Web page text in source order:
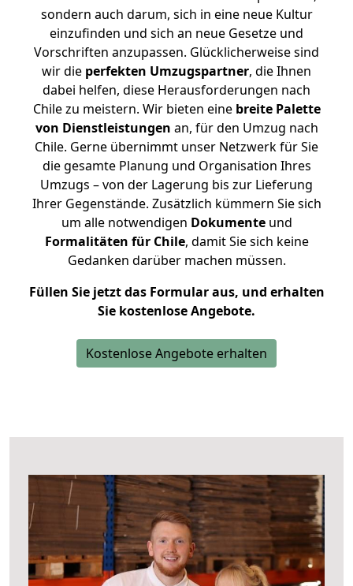
sondern auch darum, sich in eine neue Kultur
einzufinden und sich an neue Gesetze und
Vorschriften anzupassen. Glücklicherweise sind
wir die perfekten Umzugspartner, die Ihnen
dabei helfen, diese Herausforderungen nach
Chile zu meistern. Wir bieten eine breite Palette
von Dienstleistungen an, für den Umzug nach
Chile. Gerne übernimmt unser Netzwerk für Sie
die gesamte Planung und Organisation Ihres
Umzugs – von der Lagerung bis zur Lieferung
Ihrer Gegenstände. Zusätzlich kümmern Sie sich
um alle notwendigen Dokumenteund
Formalitäten für Chile, damit Sie sich keine
Gedanken darüber machen müssen.
Füllen Sie jetzt das Formular aus, und erhalten
Sie kostenlose Angebote.
Kostenlose Angebote erhalten